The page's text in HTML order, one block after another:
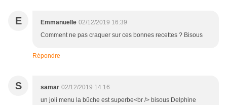
E Emmanuelle 02/12/2019 16:39
Comment ne pas craquer sur ces bonnes recettes ? Bisous
Répondre
S samar 02/12/2019 14:16
un joli menu la bûche est superbe<br /> bisous Delphine